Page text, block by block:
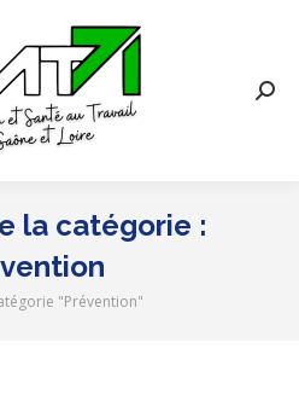
la catégorie :
: "Prévention"